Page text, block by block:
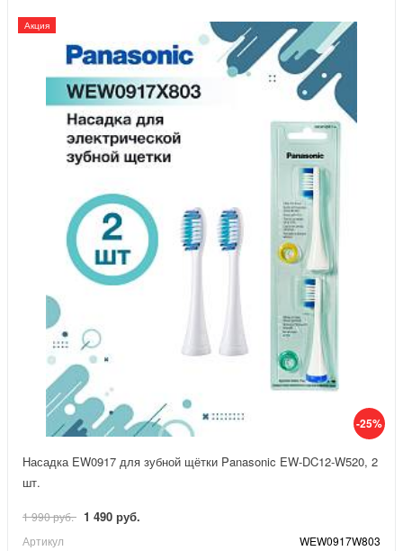
-25%
Акция
Насадка EW0917 для зубной щётки Panasonic EW-DC12-W520, 2
шт.
1 990 руб. 1 490 руб.
Артикул WEW0917W803